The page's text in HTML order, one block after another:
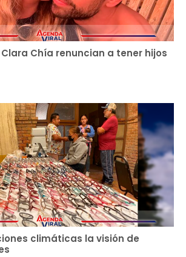
Chía renuncian a tener hijos
climáticas la visión de